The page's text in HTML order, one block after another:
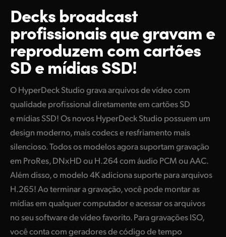
Especificações
Finland
France
Germany
Hong Kong SAR, China
Italy
Korea
Malaysia
Decks broadcast
profissionaisque gravam e
reproduzemcomcartões
SD e mídias SSD!
O HyperDeck Studio grava arquivos de vídeo com
qualidade profissional diretamente em cartões SD
e mídias SSD! Os novos HyperDeck Studio possuem um
design moderno, mais codecs e resfriamento mais
silencioso. Todos os modelos agora suportam gravação
em ProRes, DNxHD ou H.264 com áudio PCM ou AAC.
Além disso, o modelo 4K adiciona suporte para arquivos
H.265! Ao terminar a gravação, você pode montar as
mídias em qualquer computador e acessar os arquivos
no seu software de vídeo favorito. Para gravações ISO,
você conta com geradores de código de tempo